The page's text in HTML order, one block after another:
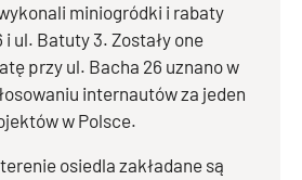
miniogródki i rabaty
ul. Batuty 3. Zostały one
przy ul. Bacha 26 uznano w
internautów za jeden
w Polsce.
osiedla zakładane są